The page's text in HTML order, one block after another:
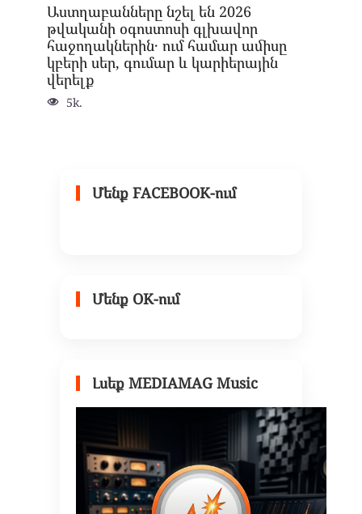
Աստղաբանները նշել են 2026
թվականի օգոստոսի գլխավոր
հաջողակներին․ ում համար ամիսը
կբերի սեր, գումար և կարիերային
վերելք
5k.
Մենք FACEBOOK-ում
Մենք OK-ում
Լսեք MEDIAMAG Music